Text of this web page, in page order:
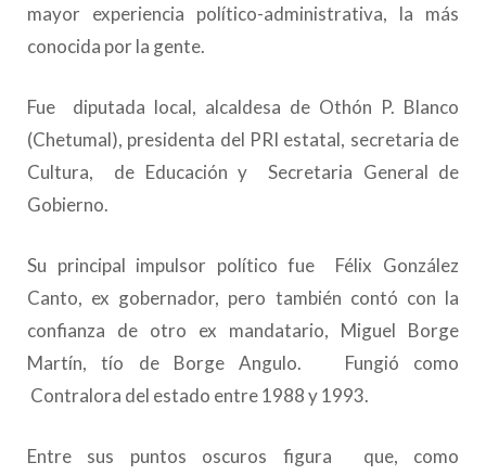
mayor experiencia político-administrativa, la más
conocida por la gente.
Fue diputada local, alcaldesa de Othón P. Blanco
(Chetumal), presidenta del PRI estatal, secretaria de
Cultura, de Educación y Secretaria General de
Gobierno.
Su principal impulsor político fue Félix González
Canto, ex gobernador, pero también contó con la
confianza de otro ex mandatario, Miguel Borge
Martín, tío de Borge Angulo. Fungió como
Contralora del estado entre 1988 y 1993.
Entre sus puntos oscuros figura que, como